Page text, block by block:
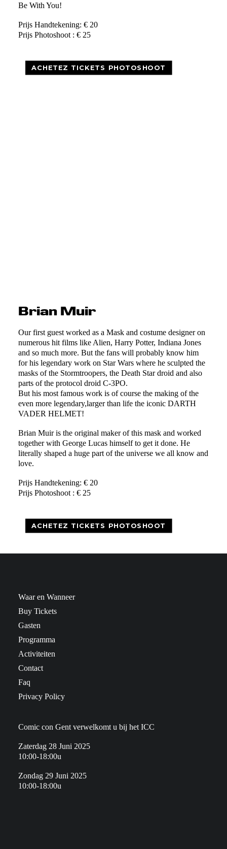
Be With You!
Prijs Handtekening: € 20
Prijs Photoshoot : € 25
ACHETEZ TICKETS PHOTOSHOOT
Brian Muir
Our first guest worked as a Mask and costume designer on
numerous hit films like Alien, Harry Potter, Indiana Jones
and so much more. But the fans will probably know him
for his legendary work on Star Wars where he sculpted the
masks of the Stormtroopers, the Death Star droid and also
parts of the protocol droid C-3PO.
But his most famous work is of course the making of the
even more legendary,larger than life the iconic DARTH
VADER HELMET!
Brian Muir is the original maker of this mask and worked
together with George Lucas himself to get it done. He
literally shaped a huge part of the universe we all know and
love.
Prijs Handtekening: € 20
Prijs Photoshoot : € 25
ACHETEZ TICKETS PHOTOSHOOT
Waar en Wanneer
Buy Tickets
Gasten
Programma
Activiteiten
Contact
Faq
Privacy Policy
Comic con Gent verwelkomt u bij het ICC
Zaterdag 28 Juni 2025
10:00-18:00u
Zondag 29 Juni 2025
10:00-18:00u